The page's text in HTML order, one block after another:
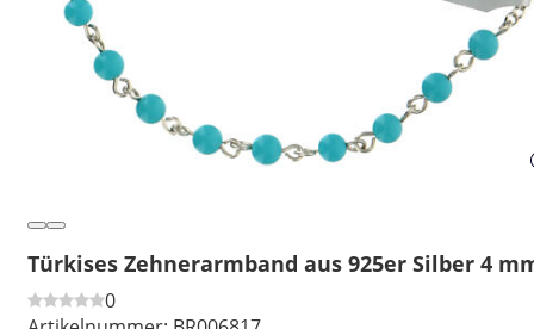
Türkises Zehnerarmband aus 925er Silber 4
0